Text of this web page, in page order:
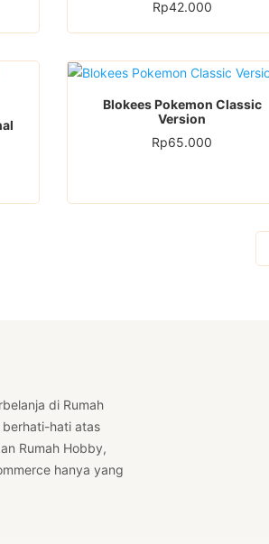
Rp42.000
Blokees Pokemon Classic
Version
Rp65.000
di Rumah
berhati-hati atas
Rumah Hobby,
hanya yang